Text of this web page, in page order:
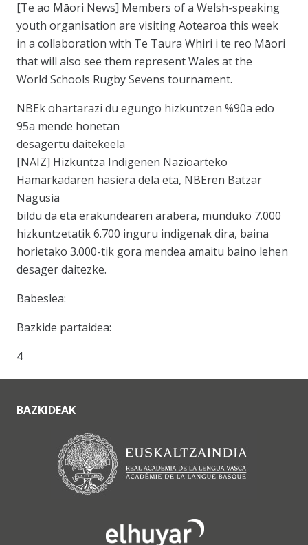
[Te ao Māori News] Members of a Welsh-speaking
youth organisation are visiting Aotearoa this week
in a collaboration with Te Taura Whiri i te reo Māori
that will also see them represent Wales at the
World Schools Rugby Sevens tournament.
NBEk ohartarazi du egungo hizkuntzen %90a edo
95a mende honetan
desagertu daitekeela
[NAIZ] Hizkuntza Indigenen Nazioarteko
Hamarkadaren hasiera dela eta, NBEren Batzar
Nagusia
bildu da eta erakundearen arabera, munduko 7.000
hizkuntzetatik 6.700 inguru indigenak dira, baina
horietako 3.000-tik gora mendea amaitu baino lehen
desager daitezke.
Babeslea:
Bazkide partaidea:
4
BAZKIDEAK